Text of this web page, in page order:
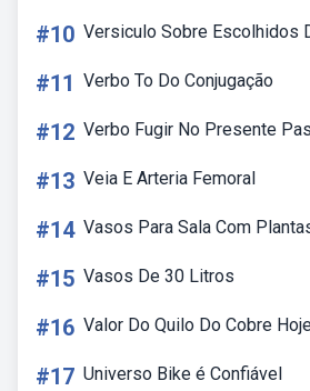
#10 Versiculo Sobre Escolhidos
#11 Verbo To Do Conjugação
#12 Verbo Fugir No Presente
#13 Veia E Arteria Femoral
#14 Vasos Para Sala Com
#15 Vasos De 30 Litros
#16 Valor Do Quilo Do Cobre
#17 Universo Bike é Confiável